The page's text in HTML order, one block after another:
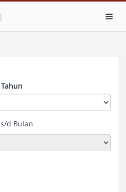
Tahun
s/d Bulan